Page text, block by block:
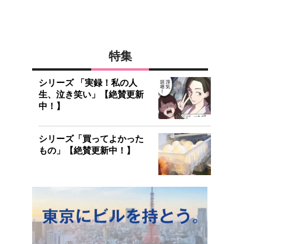
特集
シリーズ 「実録！私の人
生、泣き笑い」【絶賛更新
中！】
シリーズ「買ってよかった
もの」【絶賛更新中！】